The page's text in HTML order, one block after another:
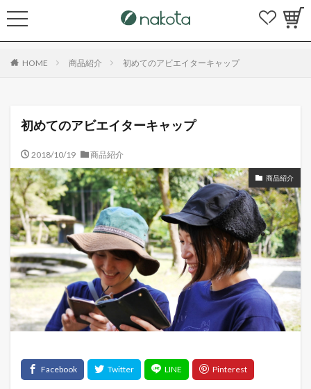
HOME 商品紹介 初めてのアビエイターキャップ
初めてのアビエイターキャップ
2018/10/19 商品紹介
商品紹介